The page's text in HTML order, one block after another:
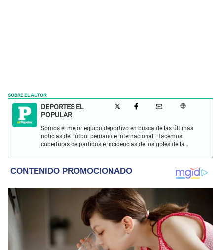
SOBRE EL AUTOR:
DEPORTES EL
POPULAR
Somos el mejor equipo deportivo en busca de las últimas
noticias del fútbol peruano e internacional. Hacemos
coberturas de partidos e incidencias de los goles de la
eventos deportivos.